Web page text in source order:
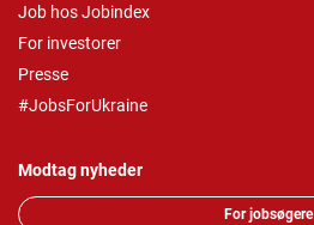
Job hos Jobindex
For investorer
Presse
#JobsForUkraine
Modtag nyheder
For jobsøgere